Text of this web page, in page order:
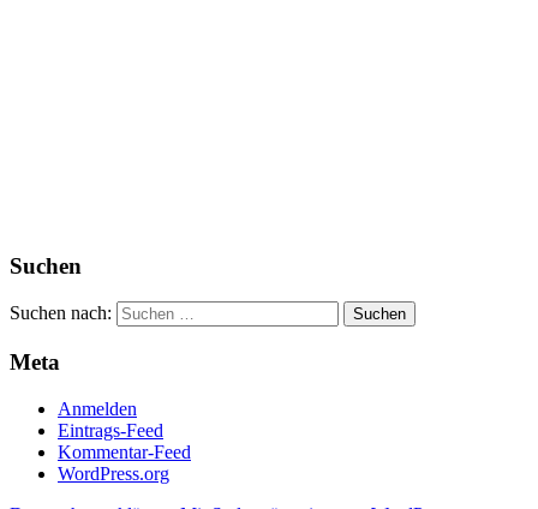
Suchen
Suchen nach:
Meta
Anmelden
Eintrags-Feed
Kommentar-Feed
WordPress.org